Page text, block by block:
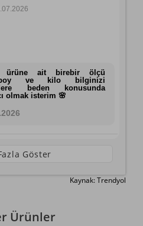
ürüne ait birebir ölçü
boy ve kilo bilginizi
beden konusunda
olmak isterim 🌸
Göster
Kaynak: Trendyol
Ürünler